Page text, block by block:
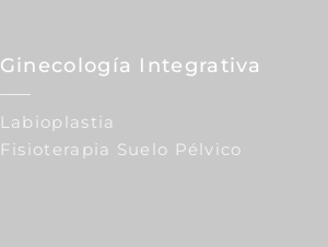
Ginecología Integrativa
Labioplastia
Fisioterapia Suelo Pélvico